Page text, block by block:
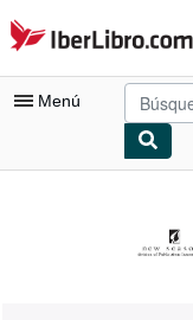
Pasar al contenido
IberLibro.com
Menú
Consultar mis pedidos